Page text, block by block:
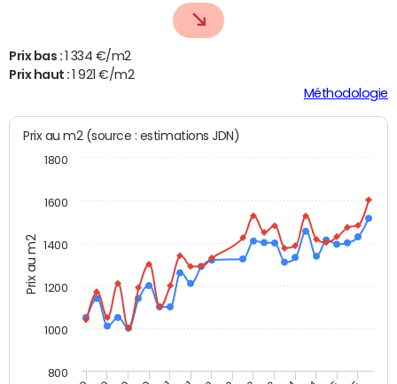
Prix bas : 1 334 €/m2
Prix haut :1 921 €/m2
Méthodologie
Prix au m2
Prix au m2 (source : estimations JDN)
800
1000
1200
1400
1600
1800